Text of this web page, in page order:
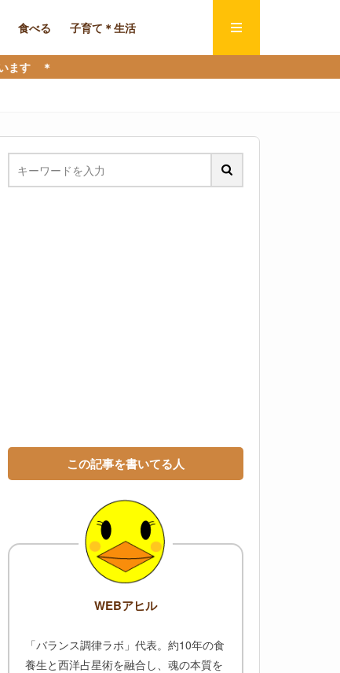
食べる 子育て＊生活
この記事を書いてる人
WEBアヒル
「バランス調律ラボ」代表。約10年の食
養生と西洋占星術を融合し、魂の本質を